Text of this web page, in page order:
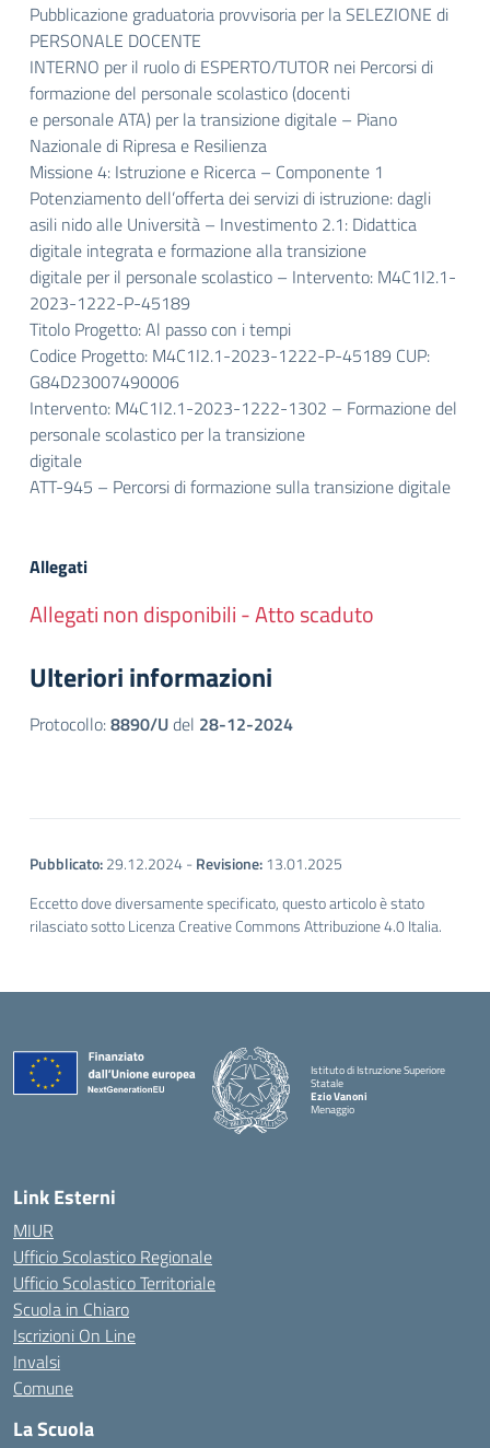
Pubblicazione graduatoria provvisoria per la SELEZIONE di
PERSONALE DOCENTE
INTERNO per il ruolo di ESPERTO/TUTOR nei Percorsi di
formazione del personale scolastico (docenti
e personale ATA) per la transizione digitale – Piano
Nazionale di Ripresa e Resilienza
Missione 4: Istruzione e Ricerca – Componente 1
Potenziamento dell’offerta dei servizi di istruzione: dagli
asili nido alle Università – Investimento 2.1: Didattica
digitale integrata e formazione alla transizione
digitale per il personale scolastico – Intervento: M4C1I2.1-
2023-1222-P-45189
Titolo Progetto: Al passo con i tempi
Codice Progetto: M4C1I2.1-2023-1222-P-45189 CUP:
G84D23007490006
Intervento: M4C1I2.1-2023-1222-1302 – Formazione del
personale scolastico per la transizione
digitale
ATT-945 – Percorsi di formazione sulla transizione digitale
Allegati
Allegati non disponibili - Atto scaduto
Ulteriori informazioni
Protocollo:8890/Udel 28-12-2024
Pubblicato:29.12.2024-Revisione:13.01.2025
Eccetto dove diversamente specificato, questo articolo è stato
rilasciato sotto Licenza Creative Commons Attribuzione 4.0 Italia.
Istituto di Istruzione Superiore
Statale
Ezio Vanoni
Menaggio
— Visita la pagina iniziale della scuola
Link Esterni
MIUR
Ufficio Scolastico Regionale
Ufficio Scolastico Territoriale
Scuola in Chiaro
Iscrizioni On Line
Invalsi
Comune
La Scuola